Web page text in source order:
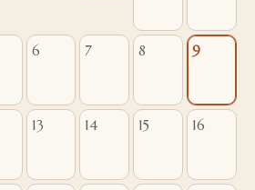
6 7 8 9
13 14 15 16